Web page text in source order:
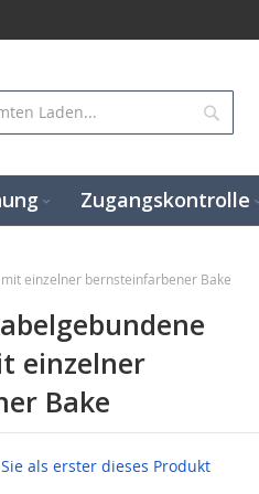
Zugangskontrolle
einzelner bernsteinfarbener Bake
einzelner
Bake
als erster dieses Produkt